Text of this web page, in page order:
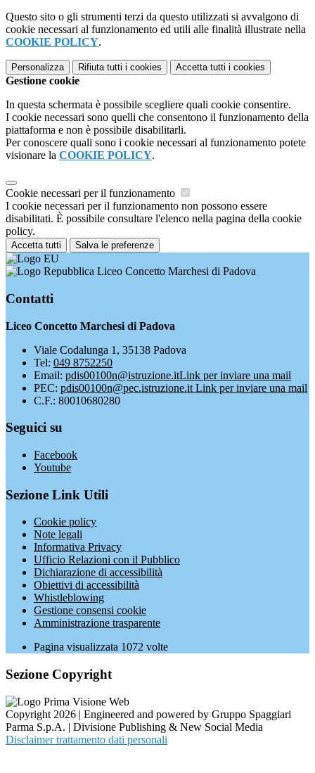
Questo sito o gli strumenti terzi da questo utilizzati si avvalgono di
cookie necessari al funzionamento ed utili alle finalità illustrate nella
COOKIE POLICY.
Personalizza Rifiuta tutti i cookies Accetta tutti i cookies
Gestione cookie
In questa schermata è possibile scegliere quali cookie consentire.
I cookie necessari sono quelli che consentono il funzionamento della
piattaforma e non è possibile disabilitarli.
Per conoscere quali sono i cookie necessari al funzionamento potete
visionare la COOKIE POLICY.
Cookie necessari per il funzionamento
I cookie necessari per il funzionamento non possono essere
disabilitati. È possibile consultare l'elenco nella pagina della cookie
policy.
Accetta tutti Salva le preferenze
Liceo Concetto Marchesi di Padova
Contatti
Liceo Concetto Marchesi di Padova
Viale Codalunga 1, 35138 Padova
Tel: 049 8752250
Email: pdis00100n@istruzione.itLink per inviare una mail
PEC: pdis00100n@pec.istruzione.it Link per inviare una mail
C.F.: 80010680280
Seguici su
Facebook
Youtube
Sezione Link Utili
Cookie policy
Note legali
Informativa Privacy
Ufficio Relazioni con il Pubblico
Dichiarazione di accessibilità
Obiettivi di accessibilità
Whistleblowing
Gestione consensi cookie
Amministrazione trasparente
Pagina visualizzata 1072 volte
Sezione Copyright
Copyright 2026 | Engineered and powered by Gruppo Spaggiari
Parma S.p.A. | Divisione Publishing & New Social Media
Disclaimer trattamento dati personali